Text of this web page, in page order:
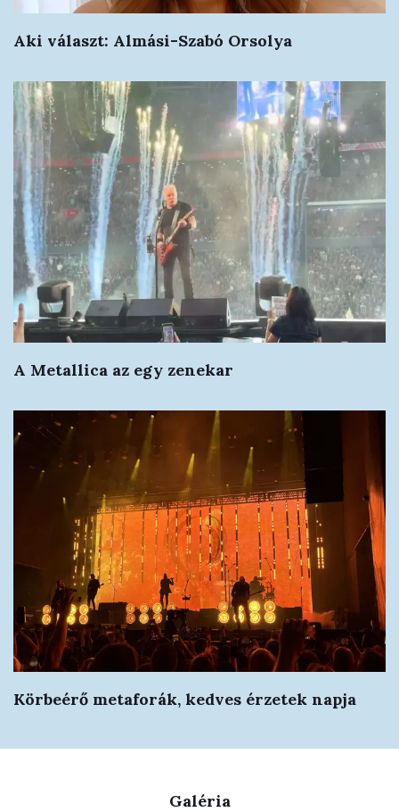
Aki választ: Almási-Szabó Orsolya
A Metallica az egy zenekar
Körbeérő metaforák, kedves érzetek napja
Galéria